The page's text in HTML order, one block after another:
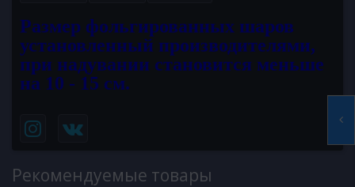
Размер фольгированных шаров
установленный производителями,
при надувании становится меньше
на 10 - 15 см.
Рекомендуемые товары